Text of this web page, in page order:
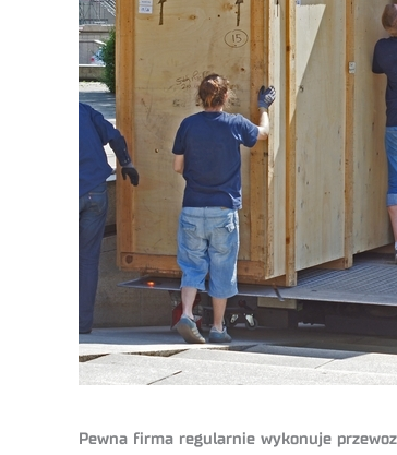
Pewna firma regularnie wykonuje